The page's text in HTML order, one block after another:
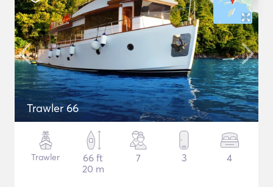
Trawler 66
Trawler
66 ft
20 m
7 3 4